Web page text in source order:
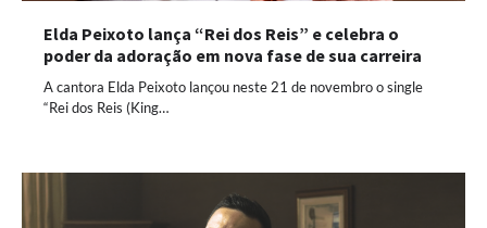
Elda Peixoto lança “Rei dos Reis” e celebra o
poder da adoração em nova fase de sua carreira
A cantora Elda Peixoto lançou neste 21 de novembro o single
“Rei dos Reis (King…